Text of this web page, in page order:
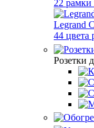
22
Legrand
44 цвета
Розетки